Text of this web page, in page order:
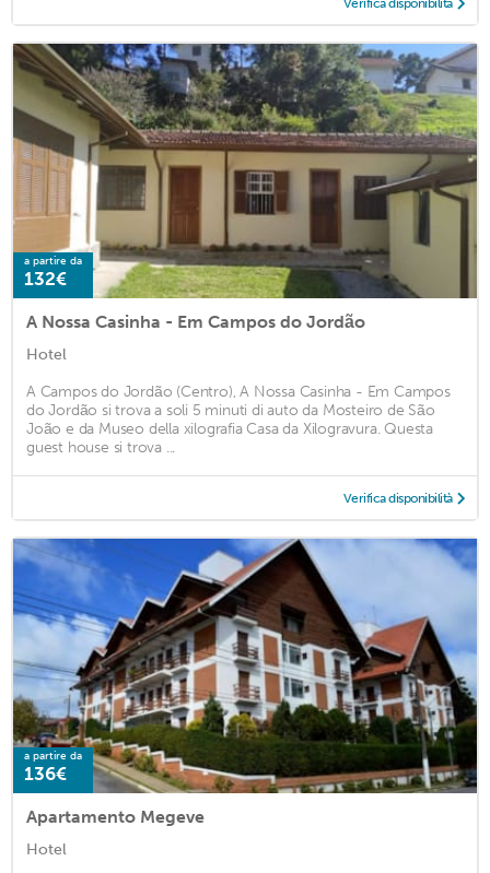
a partire da
132€
A Nossa Casinha - Em Campos do Jordão
Hotel
A Campos do Jordão (Centro), A Nossa Casinha - Em Campos
do Jordão si trova a soli 5 minuti di auto da Mosteiro de São
João e da Museo della xilografia Casa da Xilogravura. Questa
guest house si trova ...
Verifica disponibilità
a partire da
136€
Apartamento Megeve
Hotel